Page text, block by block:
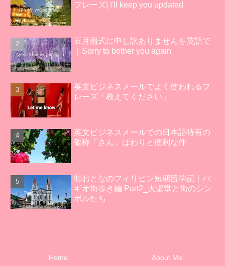
フレーズ| I'll keep you updated
五月雨式に申し訳ありませんを英語で
｜Sorry to bother you again
英文ビジネスメールでよく使われるフ
レーズ「教えてください」
英文ビジネスメールでの日本語特有の
敬称「さん」はわりと便利な件
⑪おとなのフィリピン短期留学記｜バ
ギオ街歩き編 Part2_大聖堂と街のシン
ボルたち
Home About Me